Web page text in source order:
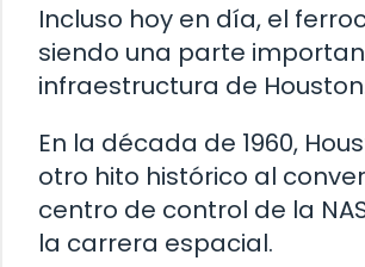
Incluso hoy en día, el
siendo una parte
infraestructura de
En la década de 1960,
otro hito histórico al
centro de control de la
la carrera espacial.